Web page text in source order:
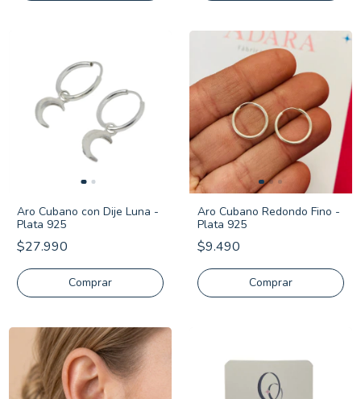
Aro Cubano con Dije Luna -
Plata 925
$27.990
Aro Cubano Redondo Fino -
Plata 925
$9.490
Comprar